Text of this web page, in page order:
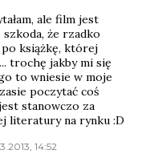
ale film jest
że rzadko
po książkę, której
trochę jakby mi się
to wniesie w moje
poczytać coś
stanowczo za
literatury na rynku :D
14:52